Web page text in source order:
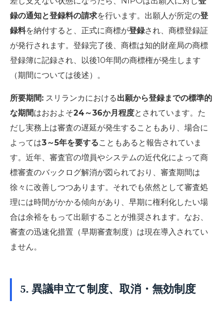
録の通知と登録料の請求を行います。出願人が所定の登
録料を納付すると、正式に商標が登録され、商標登録証
が発行されます。登録完了後、商標は知的財産局の商標
登録簿に記録され、以後10年間の商標権が発生します
（期間については後述）。
所要期間: スリランカにおける出願から登録までの標準的
な期間はおおよそ24～36か月程度とされています。た
だし実務上は審査の遅延が発生することもあり、場合に
よっては3～5年を要することもあると報告されていま
す。近年、審査官の増員やシステムの近代化によって商
標審査のバックログ解消が図られており、審査期間は
徐々に改善しつつあります。それでも依然として審査処
理には時間がかかる傾向があり、早期に権利化したい場
合は余裕をもって出願することが推奨されます。なお、
審査の迅速化措置（早期審査制度）は現在導入されてい
ません。
5. 異議申立て制度、取消・無効制度